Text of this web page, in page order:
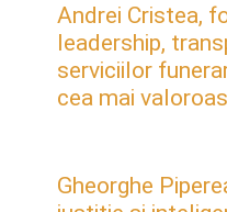
Andrei Cristea,
leadership,
serviciilor
cea mai
Gheorghe